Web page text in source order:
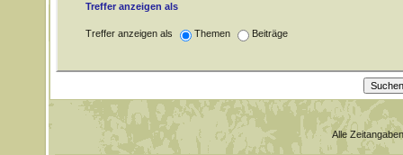
Treffer anzeigen als
Treffer anzeigen als Themen Beiträge
Alle